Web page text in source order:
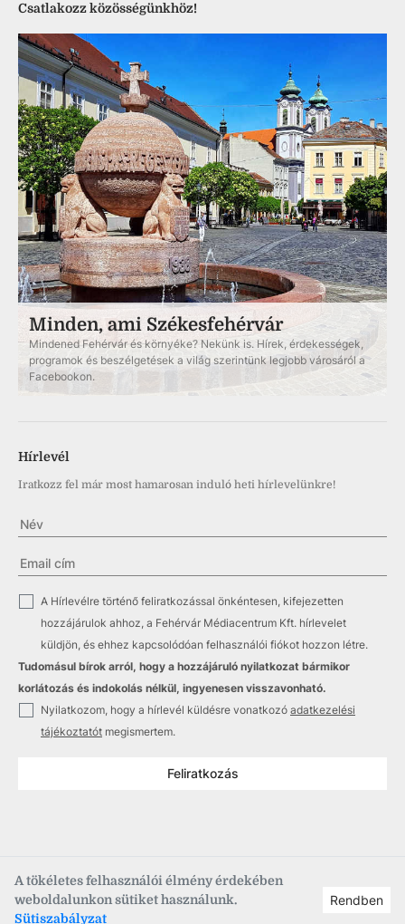
A tökéletes felhasználói élmény érdekében
weboldalunkon sütiket használunk.
Sütiszabályzat
Rendben
Csatlakozz közösségünkhöz!
Minden, ami Székesfehérvár
Mindened Fehérvár és környéke? Nekünk is. Hírek, érdekességek,
programok és beszélgetések a világ szerintünk legjobb városáról a
Facebookon.
Hírlevél
Iratkozz fel már most hamarosan induló heti hírlevelünkre!
A Hírlevélre történő feliratkozással önkéntesen, kifejezetten
hozzájárulok ahhoz, a Fehérvár Médiacentrum Kft. hírlevelet
küldjön, és ehhez kapcsolódóan felhasználói fiókot hozzon létre.
Tudomásul bírok arról, hogy a hozzájáruló nyilatkozat bármikor
korlátozás és indokolás nélkül, ingyenesen visszavonható.
Nyilatkozom, hogy a hírlevél küldésre vonatkozó adatkezelési
tájékoztatót megismertem.
Feliratkozás
Copyright © 2021–2026 Fehérvár Médiacentrum, fmc.hu